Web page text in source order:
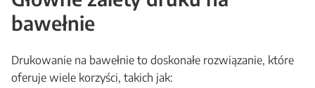
bawełnie
Drukowanie na bawełnie to doskonałe rozwiązanie, które
oferuje wiele korzyści, takich jak: